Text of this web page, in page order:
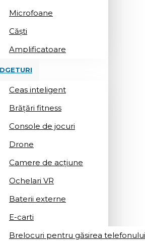
Microfoane
Căşti
Amplificatoare
Ceas inteligent
Brățări fitness
Console de jocuri
Drone
Camere de acțiune
Ochelari VR
Baterii externe
E-carti
Brelocuri pentru găsirea telefonului